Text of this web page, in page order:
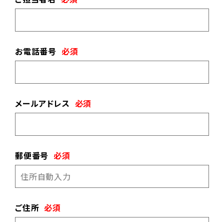
お電話番号 必須
メールアドレス 必須
郵便番号 必須
ご住所 必須